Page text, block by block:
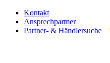
Kontakt
Ansprechpartner
Partner- & Händlersuche